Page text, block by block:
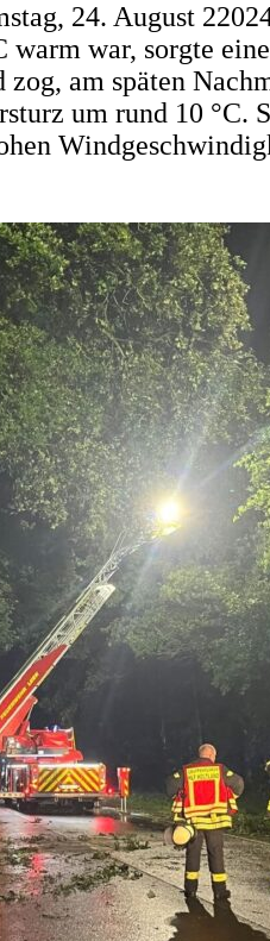
24. August
warm war, sorgte
zog, am späten
um rund 10 °C.